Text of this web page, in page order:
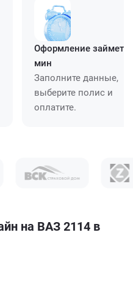
Оформление займет
мин
Заполните данные,
выберите полис и
оплатите.
на ВАЗ 2114 в